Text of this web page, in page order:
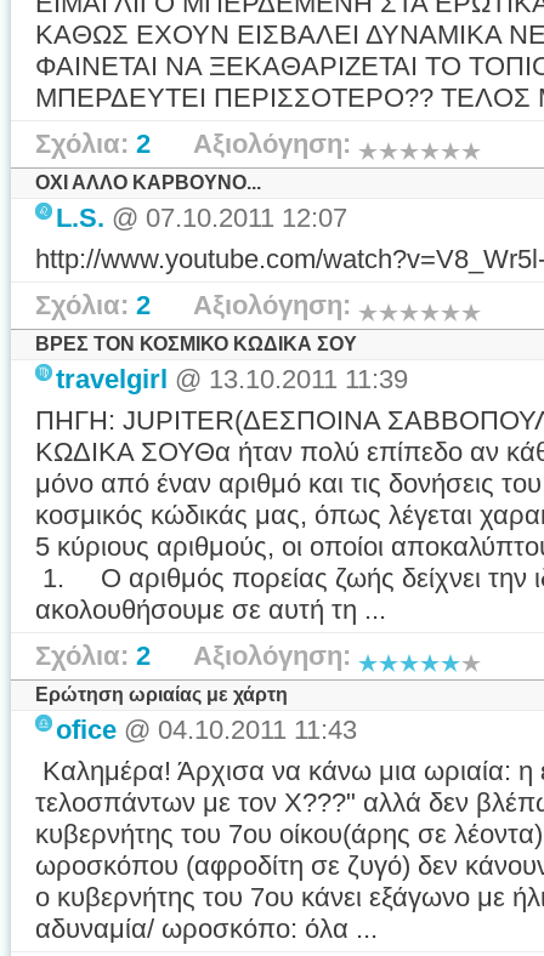
ΚΑΘΩΣ ΕΧΟΥΝ ΕΙΣΒΑΛΕΙ ΔΥΝΑΜΙΚΑ
ΦΑΙΝΕΤΑΙ ΝΑ ΞΕΚΑΘΑΡΙΖΕΤΑΙ ΤΟ
ΜΠΕΡΔΕΥΤΕΙ ΠΕΡΙΣΣΟΤΕΡΟ?? ΤΕΛΟΣ
Σχόλια: 2 Αξιολόγηση:
ΟΧΙ ΑΛΛΟ ΚΑΡΒΟΥΝΟ...
L.S. @ 07.10.2011 12:07
http://www.youtube.com/
Σχόλια: 2 Αξιολόγηση:
ΒΡΕΣ ΤΟΝ ΚΟΣΜΙΚΟ ΚΩΔΙΚΑ ΣΟΥ
travelgirl @ 13.10.2011 11:39
ΠΗΓΗ: JUPITER(ΔΕΣΠΟΙΝΑ
ΚΩΔΙΚΑ ΣΟΥΘα ήταν πολύ επίπεδο αν
μόνο από έναν αριθμό και τις δονήσεις
κοσμικός κώδικάς μας, όπως λέγεται
5 κύριους αριθμούς, οι οποίοι
1. Ο αριθμός πορείας ζωής δείχνει την
ακολουθήσουμε σε αυτή τη ...
Σχόλια: 2 Αξιολόγηση:
Ερώτηση ωριαίας με χάρτη
ofice @ 04.10.2011 11:43
Καλημέρα! Άρχισα να κάνω μια ωριαία: η
τελοσπάντων με τον Χ???" αλλά δεν
κυβερνήτης του 7ου οίκου(άρης σε
ωροσκόπου (αφροδίτη σε ζυγό) δεν
ο κυβερνήτης του 7ου κάνει εξάγωνο με
αδυναμία/ ωροσκόπο: όλα ...